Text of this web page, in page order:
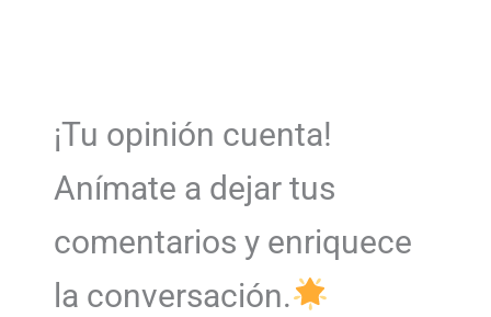
¡Tu opinión cuenta!
Anímate a dejar tus
comentarios y enriquece
la conversación.